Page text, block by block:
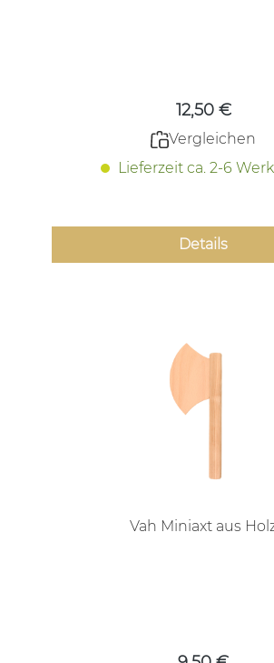
12,50 €
Vergleichen
Lieferzeit ca. 2-6
Details
Vah Miniaxt aus